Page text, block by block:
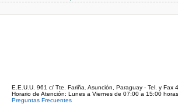
E.E.U.U. 961 c/ Tte. Fariña. Asunción, Paraguay - Tel. y Fax
Horario de Atención: Lunes a Viernes de 07:00 a 15:00 horas
Preguntas Frecuentes